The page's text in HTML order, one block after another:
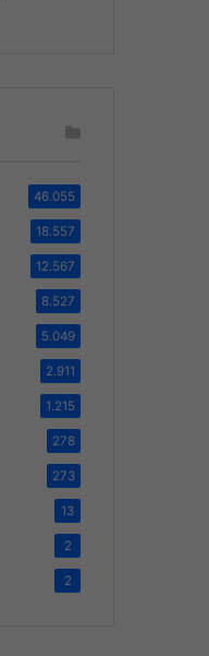
46.055
18.557
12.567
8.527
5.049
2.911
1.215
278
273
13
2
2